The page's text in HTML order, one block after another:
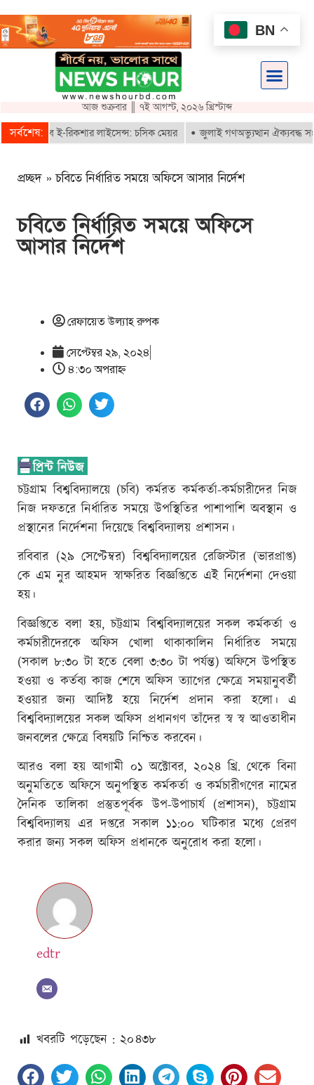
আজ শুক্রবার ║ ৭ই আগস্ট, ২০২৬ খ্রিস্টাব্দ
সর্বশেষ:
পাবে ই-রিকশার লাইসেন্স: চসিক মেয়র জুলাই গণঅভ্যুত্থান ঐক্যবদ্ধ
প্রচ্ছদ »চবিতে নির্ধারিত সময়ে অফিসে আসার নির্দেশ
চবিতে নির্ধারিত সময়ে অফিসে
আসার নির্দেশ
রেফায়েত উল্যাহ রুপক
সেপ্টেম্বর ২৯, ২০২৪
৪:৩০ অপরাহ্ণ
চট্টগ্রাম বিশ্ববিদ্যালয়ে (চবি) কর্মরত কর্মকর্তা-কর্মচারীদের নিজ
নিজ দফতরে নির্ধারিত সময়ে উপস্থিতির পাশাপাশি অবস্থান ও
প্রস্থানের নির্দেশনা দিয়েছে বিশ্ববিদ্যালয় প্রশাসন।
রবিবার (২৯ সেপ্টেম্বর) বিশ্ববিদ্যালয়ের রেজিস্টার (ভারপ্রাপ্ত)
কে এম নুর আহমদ স্বাক্ষরিত বিজ্ঞপ্তিতে এই নির্দেশনা দেওয়া
হয়।
বিজ্ঞপ্তিতে বলা হয়, চট্টগ্রাম বিশ্ববিদ্যালয়ের সকল কর্মকর্তা ও
কর্মচারীদেরকে অফিস খোলা থাকাকালিন নির্ধারিত সময়ে
(সকাল ৮:৩০ টা হতে বেলা ৩:৩০ টা পর্যন্ত) অফিসে উপস্থিত
হওয়া ও কর্তব্য কাজ শেষে অফিস ত‍্যাগের ক্ষেত্রে সময়ানুবর্তী
হওয়ার জন্য আদিষ্ট হয়ে নির্দেশ প্রদান করা হলো। এ
বিশ্ববিদ্যালয়ের সকল অফিস প্রধানগণ তাঁদের স্ব স্ব আওতাধীন
জনবলের ক্ষেত্রে বিষয়টি নিশ্চিত করবেন।
আরও বলা হয় আগামী ০১ অক্টোবর, ২০২৪ খ্রি. থেকে বিনা
অনুমতিতে অফিসে অনুপস্থিত কর্মকর্তা ও কর্মচারীগণের নামের
দৈনিক তালিকা প্রস্তুতপূর্বক উপ-উপাচার্য (প্রশাসন), চট্টগ্রাম
বিশ্ববিদ্যালয় এর দপ্তরে সকাল ১১:০০ ঘটিকার মধ্যে প্রেরণ
করার জন্য সকল অফিস প্রধানকে অনুরোধ করা হলো।
edtr
খবরটি পড়েছেন : ২০৪৩৮
BN